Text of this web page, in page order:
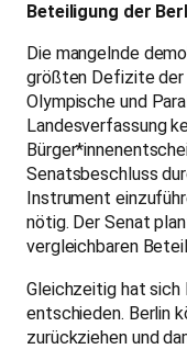
Beteiligung der
Die mangelnde
größten Defizite der
Olympische und
Landesverfassung
Senatsbeschluss
Instrument
nötig. Der Senat
vergleichbaren
Gleichzeitig hat sich
entschieden. Berlin
zurückziehen und